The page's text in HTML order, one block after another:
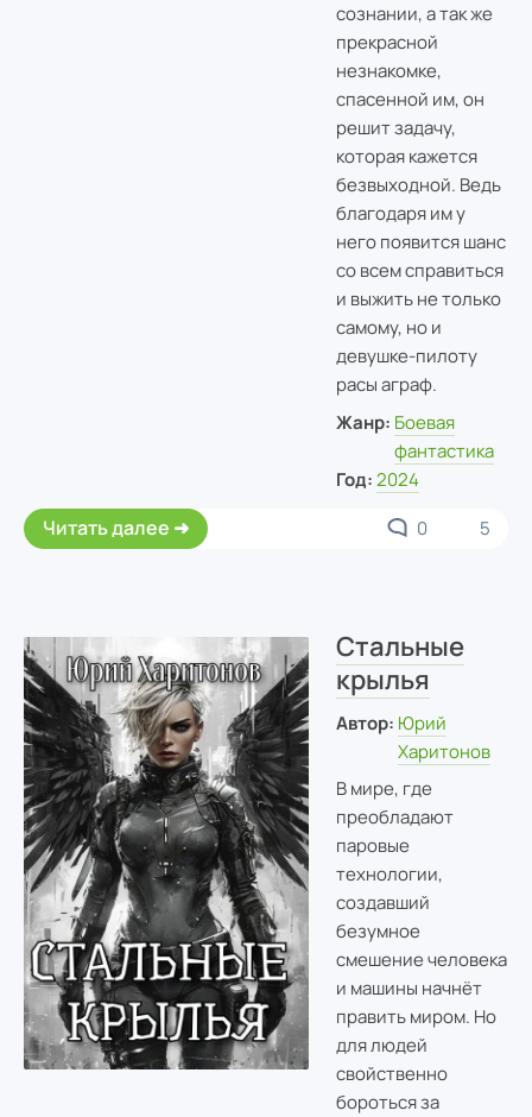
сознании, а так же
прекрасной
незнакомке,
спасенной им, он
решит задачу,
которая кажется
безвыходной. Ведь
благодаря им у
него появится шанс
со всем справиться
и выжить не только
самому, но и
девушке-пилоту
расы аграф.
Жанр: Боевая
фантастика
Год: 2024
Читать далее 0 5
Стальные
крылья
Автор: Юрий
Харитонов
В мире, где
преобладают
паровые
технологии,
создавший
безумное
смешение человека
и машины начнёт
править миром. Но
для людей
свойственно
бороться за